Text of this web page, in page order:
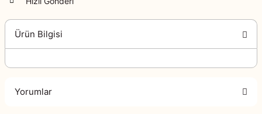
Ürün Bilgisi
Yorumlar